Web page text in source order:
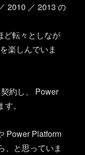
2010 ／ 2013 の
ど転々としなが
楽しんでいま
約し、 Power
。
Power Platform
、と思っていま